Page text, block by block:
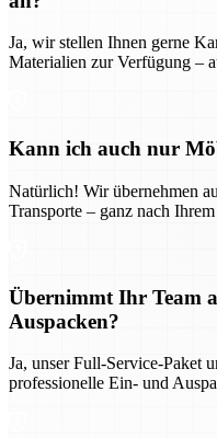
Ja, wir stellen Ihnen gerne
Materialien zur Verfügung –
Kann ich auch nur
Natürlich! Wir übernehmen
Transporte – ganz nach
Übernimmt Ihr Team
Auspacken?
Ja, unser Full-Service-Paket
professionelle Ein- und